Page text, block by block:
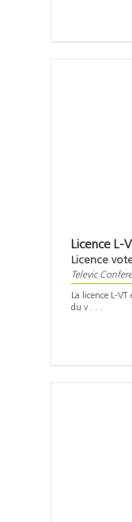
Licence L-
Licence
Televic
La licence L-
du v . . .